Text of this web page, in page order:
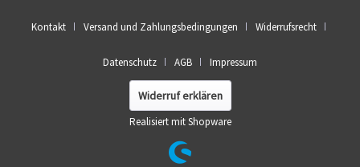
Kontakt Versand und Zahlungsbedingungen Widerrufsrecht
Datenschutz AGB Impressum
Widerruf erklären
Realisiert mit Shopware